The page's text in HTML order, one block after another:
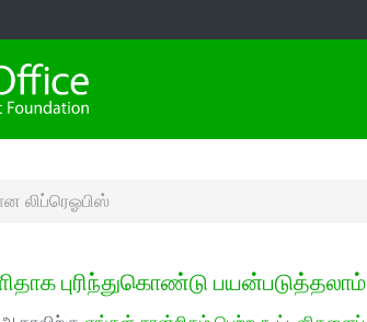
லிப்ரெஓபிஸ்
புரிந்துகொண்டு பயன்படுத்தலாம்